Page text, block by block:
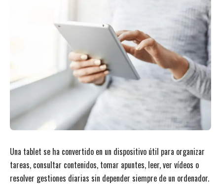
Una tablet se ha convertido en un dispositivo útil para organizar
tareas, consultar contenidos, tomar apuntes, leer, ver vídeos o
resolver gestiones diarias sin depender siempre de un ordenador.